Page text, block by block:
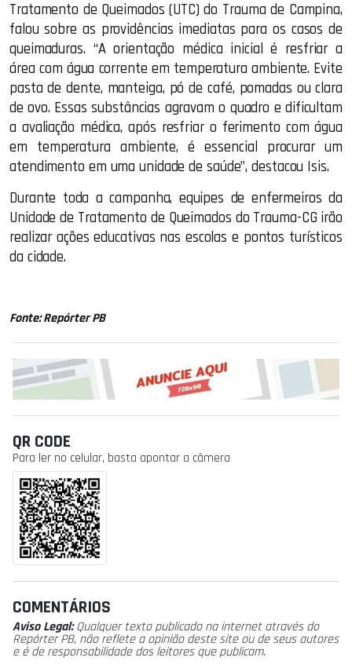
Tratamento de Queimados (UTC) do Trauma de Campina,
falou sobre as providências imediatas para os casos de
queimaduras. “A orientação médica inicial é resfriar a
área com água corrente em temperatura ambiente. Evite
pasta de dente, manteiga, pó de café, pomadas ou clara
de ovo. Essas substâncias agravam o quadro e dificultam
a avaliação médica, após resfriar o ferimento com água
em temperatura ambiente, é essencial procurar um
atendimento em uma unidade de saúde”, destacou Isis.
Durante toda a campanha, equipes de enfermeiros da
Unidade de Tratamento de Queimados do Trauma-CG irão
realizar ações educativas nas escolas e pontos turísticos
da cidade.
Fonte: Repórter PB
QR CODE
Para ler no celular, basta apontar a câmera
COMENTÁRIOS
Aviso Legal:Qualquer texto publicado na internet através do
Repórter PB, não reflete a opinião deste site ou de seus autores
e é de responsabilidade dos leitores que publicam.